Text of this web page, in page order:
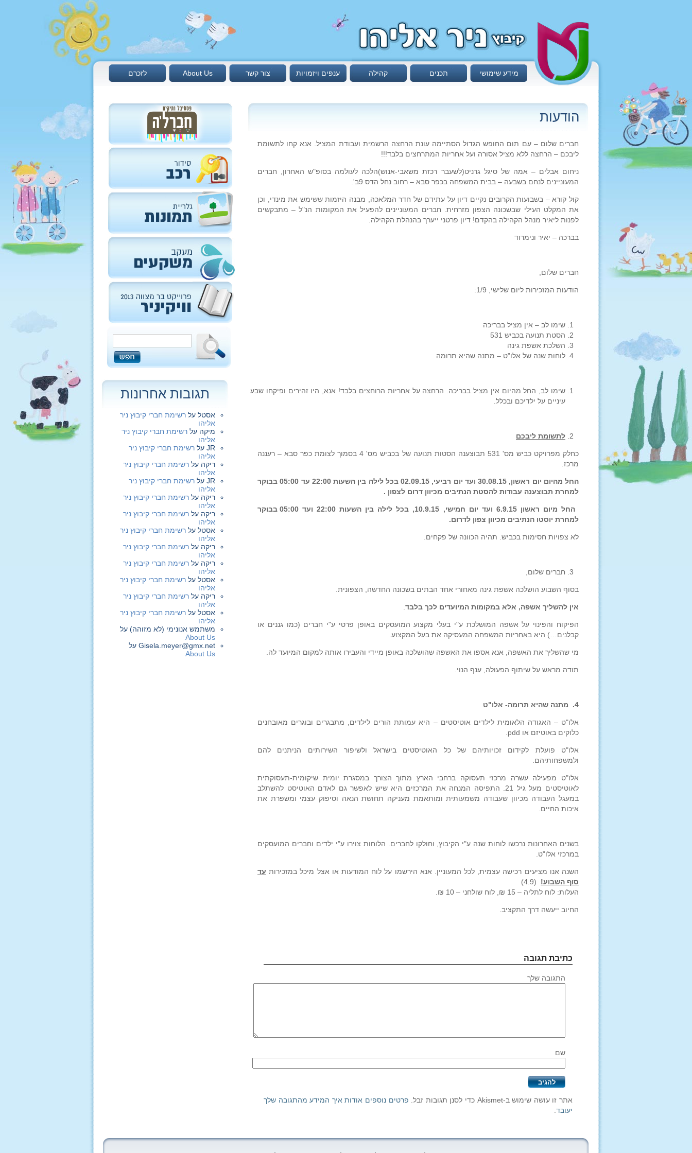
לזכרם About Us צור קשר ענפים ויזמויות קהילה תכנים מידע שימושי
הודעות
חברים שלום – עם תום החופש הגדול הסתיימה עונת הרחצה הרשמית ועבודת המציל. אנא קחו לתשומת
ליבכם – הרחצה ללא מציל אסורה ועל אחריות המתרחצים בלבד!!!
ניחום אבלים – אמה של סיגל גרניט(לשעבר רכזת משאבי-אנוש)הלכה לעולמה בסופ"ש האחרון, חברים
המעוניינים לנחם בשבעה – בבית המשפחה בכפר סבא – רחוב נחל הדס 9ב'.
קול קורא – בשבועות הקרובים נקיים דיון על עתידם של חדר המלאכה, מבנה היזמות ששימש את מינדי, וכן
את המקלט העילי שבשכונה הצפון מזרחית. חברים המעוניינים להפעיל את המקומות הנ"ל – מתבקשים
לפנות ליאיר מנהל הקהילה בהקדם! דיון פרטני ייערך בהנהלת הקהילה.
בברכה – יאיר ונימרוד
חברים שלום,
הודעות המזכירות ליום שלישי, 1/9:
שימו לב – אין מציל בבריכה
הסטת תנועה בכביש 531
השלכת אשפת גינה
לוחות שנה של אלו"ט – מתנה שהיא תרומה
שימו לב, החל מהיום אין מציל בבריכה. הרחצה על אחריות הרוחצים בלבד! אנא, היו זהירים ופיקחו שבע
עיניים על ילדיכם ובכלל.
לתשומת ליבכם
כחלק מפרויקט כביש מס' 531 תבוצענה הסטות תנועה של בכביש מס' 4 בסמוך לצומת כפר סבא – רעננה
מרכז.
החל מהיום יום ראשון, 30.08.15 ועד יום רביעי, 02.09.15 בכל לילה בין השעות 22:00 עד 05:00 בבוקר
למחרת תבוצענה עבודות להסטת הנתיבים מכיוון דרום לצפון .
החל מיום ראשון 6.9.15 ועד יום חמישי, 10.9.15, בכל לילה בין השעות 22:00 ועד 05:00 בבוקר
למחרת יוסטו הנתיבים מכיוון צפון לדרום.
לא צפויות חסימות בכביש. תהיה הכוונה של פקחים.
חברים שלום,
בסוף השבוע הושלכה אשפת גינה מאחורי אחד הבתים בשכונה החדשה, הצפונית.
אין להשליך אשפה, אלא במקומות המיועדים לכך בלבד
הפיקוח והפינוי על אשפה המושלכת ע"י בעלי מקצוע המועסקים באופן פרטי ע"י חברים (כמו גננים או
קבלנים…) היא באחריות המשפחה המעסיקה את בעל המקצוע.
מי שהשליך את האשפה, אנא אספו את האשפה שהושלכה באופן מיידי והעבירו אותה למקום המיועד לה.
תודה מראש על שיתוף הפעולה, ענף הנוי.
4. מתנה שהיא תרומה- אלו"ט
אלו"ט – האגודה הלאומית לילדים אוטיסטים – היא עמותת הורים לילדים, מתבגרים ובוגרים מאובחנים
כלוקים באוטיזם או pdd.
אלו"ט פועלת לקידום זכויותיהם של כל האוטיסטים בישראל ולשיפור השירותים הניתנים להם
ולמשפחותיהם.
אלו"ט מפעילה עשרה מרכזי תעסוקה ברחבי הארץ מתוך הצורך במסגרת יומית שיקומית-תעסוקתית
לאוטיסטים מעל גיל 21. התפיסה המנחה את המרכזים היא שיש לאפשר גם לאדם האוטיסט להשתלב
במעגל העבודה מכיוון שעבודה משמעותית ומותאמת מעניקה תחושת הנאה וסיפוק עצמי ומשפרת את
איכות החיים.
בשנים האחרונות נרכשו לוחות שנה ע"י הקיבוץ, וחולקו לחברים. הלוחות צוירו ע"י ילדים וחברים המועסקים
במרכזי אלו"ט.
השנה אנו מציעים רכישה עצמית, לכל המעוניין. אנא הירשמו על לוח המודעות או אצל מיכל במזכירות עד
סוף השבוע! (4.9)
העלות: לוח לתליה – 15 ₪, לוח שולחני – 10 ₪.
החיוב ייעשה דרך התקציב.
כתיבת תגובה
התגובה שלך
שם
אתר זו עושה שימוש ב-Akismet כדי לסנן תגובות זבל.
פרטים נוספים אודות איך המידע מהתגובה שלך
יעובד
תגובות אחרונות
אסטל על רשימת חברי קיבוץ ניר
אליהו
מיקה על רשימת חברי קיבוץ ניר
אליהו
JR על רשימת חברי קיבוץ ניר
אליהו
ריקה על רשימת חברי קיבוץ ניר
אליהו
JR על רשימת חברי קיבוץ ניר
אליהו
ריקה על רשימת חברי קיבוץ ניר
אליהו
ריקה על רשימת חברי קיבוץ ניר
אליהו
אסטל על רשימת חברי קיבוץ ניר
אליהו
ריקה על רשימת חברי קיבוץ ניר
אליהו
ריקה על רשימת חברי קיבוץ ניר
אליהו
אסטל על רשימת חברי קיבוץ ניר
אליהו
ריקה על רשימת חברי קיבוץ ניר
אליהו
אסטל על רשימת חברי קיבוץ ניר
אליהו
משתמש אנונימי (לא מזוהה) על
About Us
Gisela.meyer@gmx.net על
About Us